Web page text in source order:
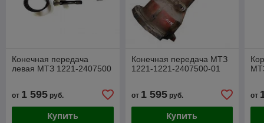
Конечная передача
левая МТЗ 1221-2407500
от 1 595 руб.
Купить
Конечная передача МТЗ
1221-1221-2407500-01
от 1 595руб.
Купить
от